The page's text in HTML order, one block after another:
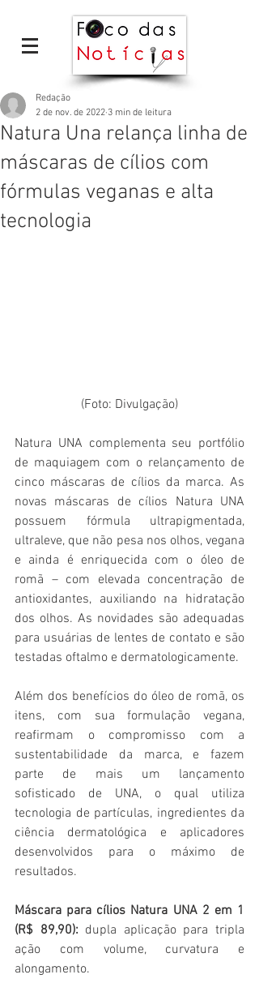
Natura Una relança linha de
máscaras de cílios com
fórmulas veganas e alta
tecnologia
Redação
2 de nov. de 2022 3 min de leitura
(Foto: Divulgação)
Natura UNA complementa seu portfólio
de maquiagem com o relançamento de
cinco máscaras de cílios da marca. As
novas máscaras de cílios Natura UNA
possuem fórmula ultrapigmentada,
ultraleve, que não pesa nos olhos, vegana
e ainda é enriquecida com o óleo de
romã – com elevada concentração de
antioxidantes, auxiliando na hidratação
dos olhos. As novidades são adequadas
para usuárias de lentes de contato e são
testadas oftalmo e dermatologicamente.
Além dos benefícios do óleo de romã, os
itens, com sua formulação vegana,
reafirmam o compromisso com a
sustentabilidade da marca, e fazem
parte de mais um lançamento
sofisticado de UNA, o qual utiliza
tecnologia de partículas, ingredientes da
ciência dermatológica e aplicadores
desenvolvidos para o máximo de
resultados.
Máscara para cílios Natura UNA 2 em 1
(R$ 89,90): dupla aplicação para tripla
ação com volume, curvatura e
alongamento.